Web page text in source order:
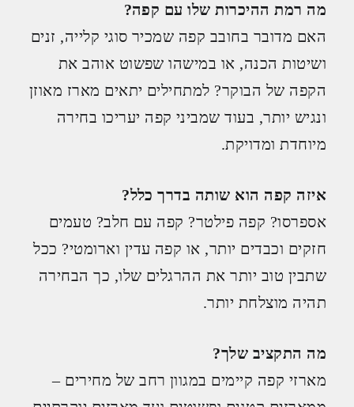
מה רמת ההיכרות שלו עם קפה?
האם מדובר בחובב קפה שמכיר סוגי קלייה, זנים
ושיטות הכנה, או במישהו שפשוט אוהב את
הקפה של הבוקר? למתחילים יתאים מארז מאוזן
ונגיש יותר, בעוד שמביני קפה יעריכו בחירה
מיוחדת ומדויקת.
איזה קפה הוא שותה בדרך כלל?
אספרסו? קפה פילטר? קפה עם חלב? טעמים
חזקים וכבדים יותר, או קפה עדין וארומטי? ככל
שתבין טוב יותר את ההרגלים שלו, כך הבחירה
תהיה מוצלחת יותר.
מה התקציב שלך?
מארזי קפה קיימים במגוון רחב של מחירים –